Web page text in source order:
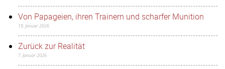
Von Papageien, ihren Trainern und scharfer Munition
18. Januar 2026
Zurück zur Realität
7. Januar 2026